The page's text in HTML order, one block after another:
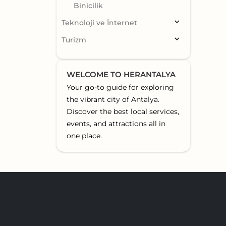
Binicilik
Teknoloji ve İnternet
Turizm
WELCOME TO HERANTALYA
Your go-to guide for exploring
the vibrant city of Antalya.
Discover the best local services,
events, and attractions all in
one place.